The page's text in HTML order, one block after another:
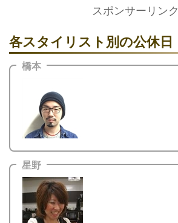
スポンサーリンク
各スタイリスト別の公休日
橋本
星野